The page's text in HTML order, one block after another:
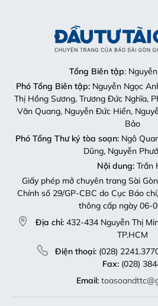
Tổng Biên tập:
Phó Tổng Biên tập:Nguyễn Ngọc
Thị Hồng Sương, Trương Đức Nghĩa,
Văn Quang, Nguyễn Đức Hiển,
Bảo
Phó Tổng Thư ký tòa soạn:Ngô
Dũng, Nguyễn
Nội dung:Trần
Giấy phép mở chuyên trang Sài
Chính số 29/GP-CBC do Cục Báo
thông cấp ngày 06-
Địa chỉ: 432-434 Nguyễn Thị
TP.HCM
Điện thoại:(028)
Fax:(028)
Email: